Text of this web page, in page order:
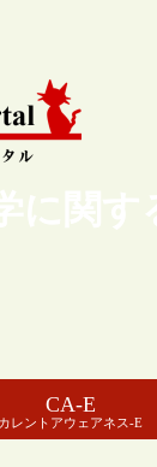
に関
CA-E
カレントアウェアネス-E